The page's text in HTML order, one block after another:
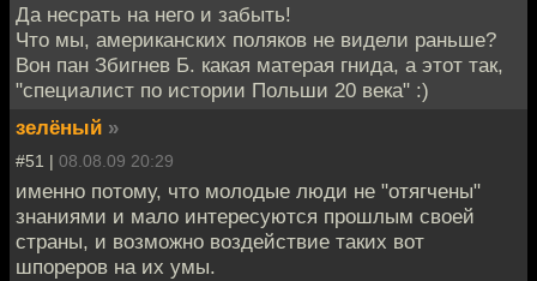
Да несрать на него и забыть!
Что мы, американских поляков не видели раньше?
Вон пан Збигнев Б. какая матерая гнида, а этот так,
"специалист по истории Польши 20 века" :)
зелёный »
#51 | 08.08.09 20:29
именно потому, что молодые люди не "отягчены"
знаниями и мало интересуются прошлым своей
страны, и возможно воздействие таких вот
шпореров на их умы.